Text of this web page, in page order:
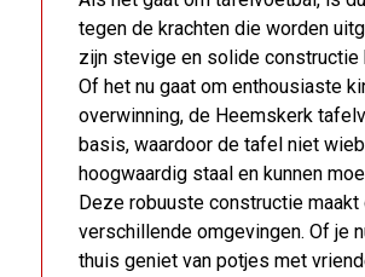
tegen de krachten die worden
zijn stevige en solide
Of het nu gaat om enthousiaste
overwinning, de Heemskerk
basis, waardoor de tafel niet
hoogwaardig staal en kunnen
Deze robuuste constructie
verschillende omgevingen. Of je
thuis geniet van potjes met